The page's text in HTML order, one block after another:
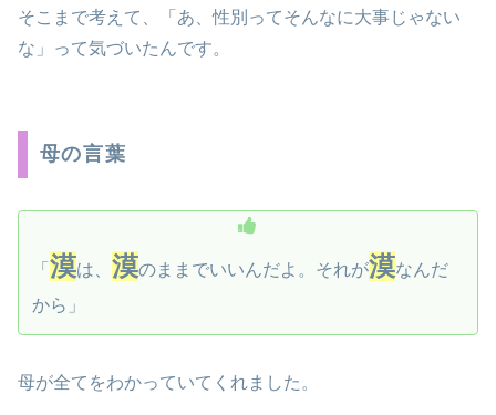
そこまで考えて、「あ、性別ってそんなに大事じゃない
な」って気づいたんです。
母の言葉
「 漠は、 漠のままでいいんだよ。それが漠なんだ
から」
母が全てをわかっていてくれました。